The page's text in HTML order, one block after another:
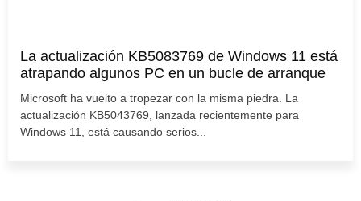
La actualización KB5083769 de Windows 11 está
atrapando algunos PC en un bucle de arranque
Microsoft ha vuelto a tropezar con la misma piedra. La
actualización KB5043769, lanzada recientemente para
Windows 11, está causando serios...